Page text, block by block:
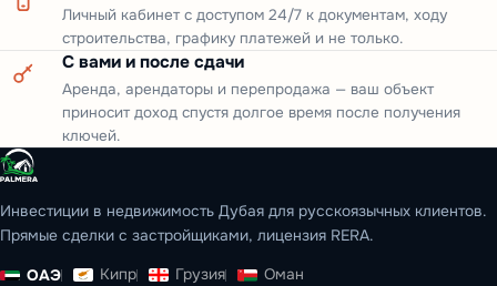
Личный кабинет с доступом 24/7 к документам, ходу
строительства, графику платежей и не только.
С вами и после сдачи
Аренда, арендаторы и перепродажа — ваш объект
приносит доход спустя долгое время после получения
ключей.
Инвестиции в недвижимость Дубая для русскоязычных клиентов.
Прямые сделки с застройщиками, лицензия RERA.
ОАЭ Кипр Грузия Оман